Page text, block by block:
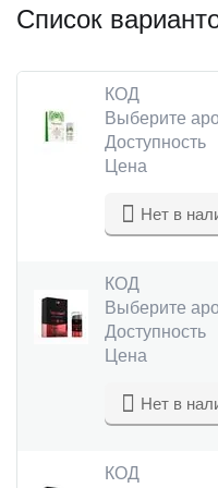
Список
КОД
Выберите
Доступность
Цена
Нет в
КОД
Выберите
Доступность
Цена
Нет в
КОД